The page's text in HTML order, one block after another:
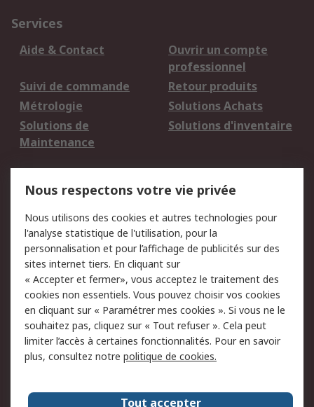
Services
Aide & Contact
Ouvrir un compte
professionnel
Suivi de commande
Retour produits
Métrologie
Solutions Achats
Solutions de
Maintenance
Solutions d'inventaire
du site
Politique de protection
des données - Mise à
jour
Sécurité des E-mails
Conditions générales
de vente
Politique anti-
corruption
Campagnes marketing
A propos de RS
A propos de RS France
Evénements
Nous respectons votre vie privée
Nous utilisons des cookies et autres technologies pour
l'analyse statistique de l'utilisation, pour la
personnalisation et pour l’affichage de publicités sur des
sites internet tiers. En cliquant sur
« Accepter et fermer», vous acceptez le traitement des
cookies non essentiels. Vous pouvez choisir vos cookies
en cliquant sur « Paramétrer mes cookies ». Si vous ne le
souhaitez pas, cliquez sur « Tout refuser ». Cela peut
limiter l’accès à certaines fonctionnalités. Pour en savoir
plus, consultez notre politique de cookies.
Tout accepter